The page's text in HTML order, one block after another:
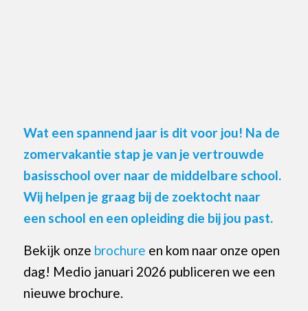
Wat een spannend jaar is dit voor jou! Na de
zomervakantie stap je van je vertrouwde
basisschool over naar de middelbare school.
Wij helpen je graag bij de zoektocht naar
een school en een opleiding die bij jou past.
Bekijk onze brochure en kom naar onze open
dag! Medio januari 2026 publiceren we een
nieuwe brochure.